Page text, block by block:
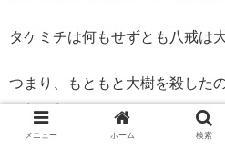
タケミチは何もせずとも八戒は
つまり、もともと大樹を殺した
ったのだ。
メニュー ホーム 検索